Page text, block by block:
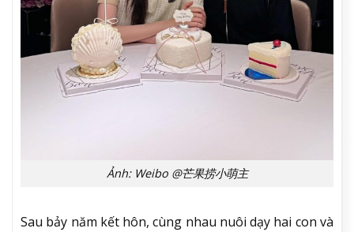
Ảnh: Weibo @芒果捞小萌主
Sau bảy năm kết hôn, cùng nhau nuôi dạy hai con và